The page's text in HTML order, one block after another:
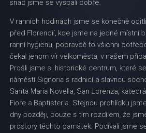
snad jsme se vyspali dobře.
V ranních hodinách jsme se konečně
před Florencií, kde jsme na jedné místní
ranní hygienu, popravdě to všichni
čekal jenom vír velkoměsta, v našem
Prošli jsme si historické centrum, které
náměstí Signoria s radnicí a slavnou
Santa Maria Novella, San Lorenza,
Fiore a Baptisteria. Stejnou prohlídku
dny později, pouze s tím rozdílem, že
prostory těchto památek. Podívali jsme